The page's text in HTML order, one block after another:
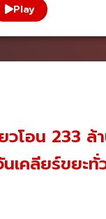
Play
วโอน 233
เคลียร์ขยะ